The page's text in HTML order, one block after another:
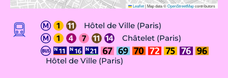
Leaflet|Map data ©OpenStreetMapcontributors
Hôtel de Ville (Paris)
Châtelet (Paris)
Hôtel de Ville (Paris)